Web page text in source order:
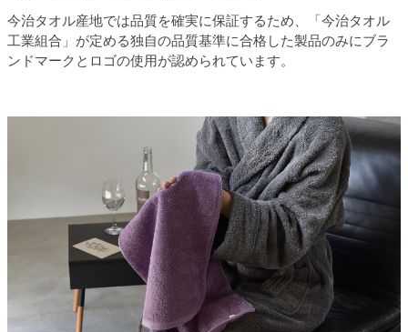
今治タオル産地では品質を確実に保証するため、「今治タオル
工業組合」が定める独自の品質基準に合格した製品のみにブラ
ンドマークとロゴの使用が認められています。